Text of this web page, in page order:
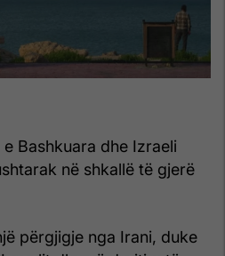
Bashkuara dhe Izraeli
në shkallë të gjerë
përgjigje nga Irani, duke